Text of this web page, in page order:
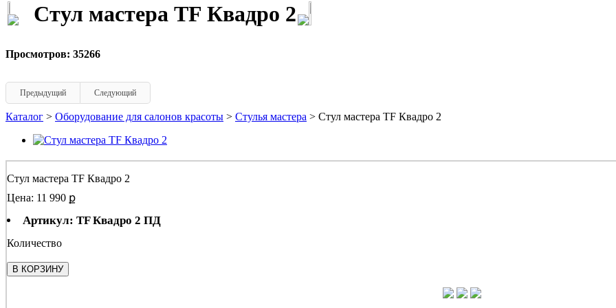
Стул мастера TF Квадро 2
Просмотров: 35266
Предыдущий Следующий
Каталог > Оборудование для салонов красоты > Стулья мастера > Стул мастера TF Квадро 2
Стул мастера TF Квадро 2
Цена: 11 990 ք
Артикул: TF Квадро 2 ПД
Количество
В КОРЗИНУ